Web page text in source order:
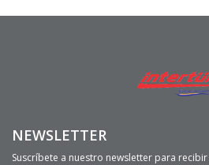
NEWSLETTER
Suscríbete a nuestro newsletter para